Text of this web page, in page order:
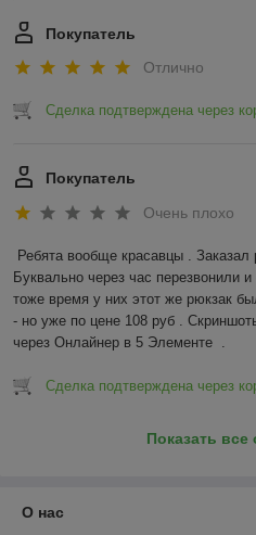
Покупатель
Отлично
Сделка подтверждена через
Покупатель
Очень плохо
Ребята вообще красавцы . Заказал
Буквально через час перезвонили
тоже время у них этот же рюкзак
- но уже по цене 108 руб .
через Онлайнер в 5 Элементе  .
Сделка подтверждена через
Показать
О нас